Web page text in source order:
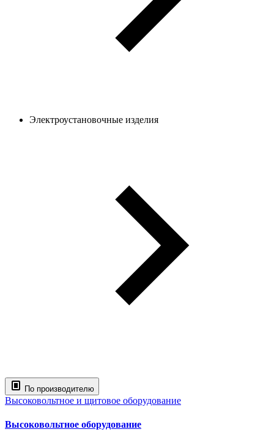
Электроустановочные изделия
По производителю
Высоковольтное и щитовое оборудование
Высоковольтное оборудование